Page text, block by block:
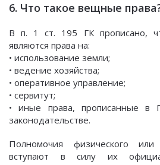
6. Что такое вещные
В п. 1 ст. 195 ГК прописано,
являются права на:
• использование земли;
• ведение хозяйства;
• оперативное управление;
• сервитут;
• иные права, прописанные в
законодательстве.
Полномочия физического
вступают в силу их